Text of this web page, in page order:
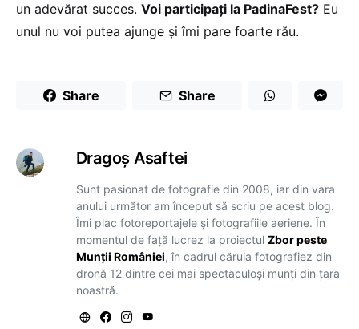
un adevărat succes. Voi participați la PadinaFest? Eu
unul nu voi putea ajunge și îmi pare foarte rău.
Share Share
Dragoş Asaftei
Sunt pasionat de fotografie din 2008, iar din vara
anului următor am început să scriu pe acest blog.
Îmi plac fotoreportajele și fotografiile aeriene. În
momentul de față lucrez la proiectul Zbor peste
Munții României, în cadrul căruia fotografiez din
dronă 12 dintre cei mai spectaculoși munți din țara
noastră.